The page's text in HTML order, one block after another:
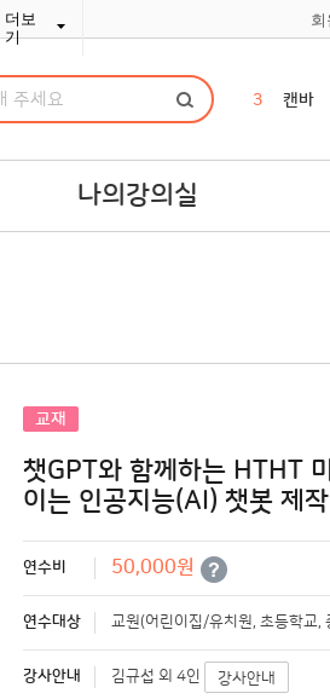
더보
기
회
영어
4
듀오링
1
한국사
나의강의실
연수변경/취소
단체신청관리
나의문의함
영수증/이수증
개인정보관리
MY회원권/패키지
교재
챗GPT와 함께하는 HTHT
이는 인공지능(AI) 챗봇 제
연수비 50,000원
연수대상 교원(어린이집/유치원, 초등학교,
강사안내 김규섭 외 4인 강사안내